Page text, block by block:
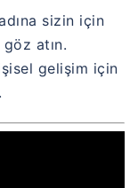
sizin için
atın.
gelişim için